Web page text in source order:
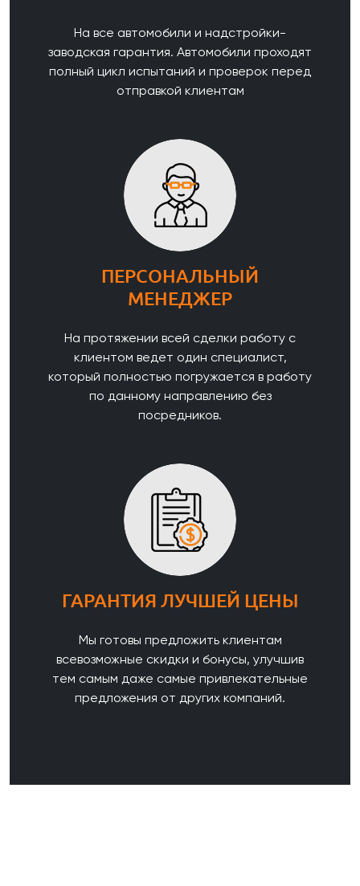
На все автомобили и надстройки-
заводская гарантия. Автомобили проходят
полный цикл испытаний и проверок перед
отправкой клиентам
ПЕРСОНАЛЬНЫЙ
МЕНЕДЖЕР
На протяжении всей сделки работу с
клиентом ведет один специалист,
который полностью погружается в работу
по данному направлению без
посредников.
ГАРАНТИЯ ЛУЧШЕЙ ЦЕНЫ
Мы готовы предложить клиентам
всевозможные скидки и бонусы, улучшив
тем самым даже самые привлекательные
предложения от других компаний.